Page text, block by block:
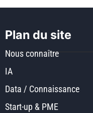
Plan du site
Nous connaître
IA
Data / Connaissance
Start-up & PME